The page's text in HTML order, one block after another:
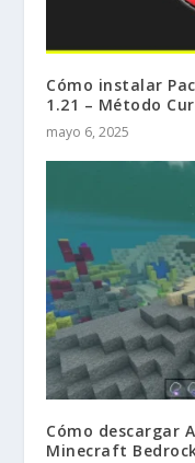
Cómo instalar
1.21 – Método
mayo 6, 2025
Cómo descargar
Minecraft